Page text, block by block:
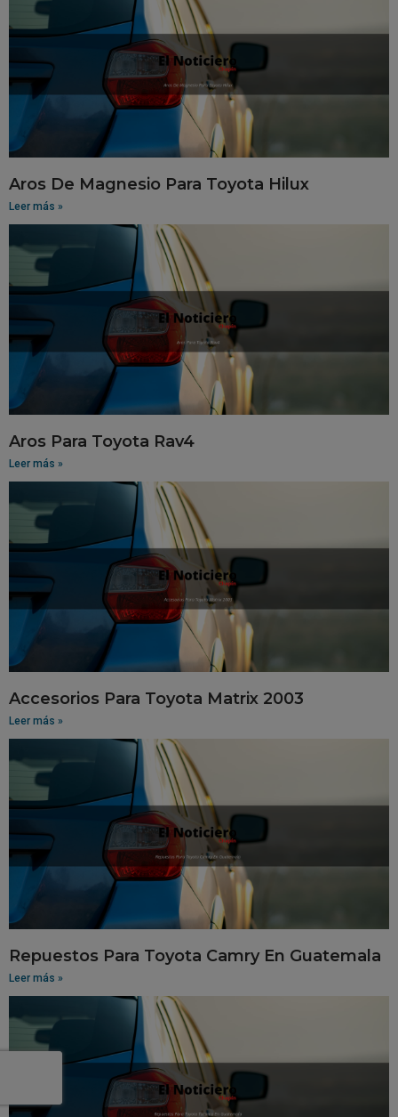
Aros De Magnesio Para Toyota Hilux
Leer más »
Aros Para Toyota Rav4
Leer más »
Accesorios Para Toyota Matrix 2003
Leer más »
Repuestos Para Toyota Camry En Guatemala
Leer más »